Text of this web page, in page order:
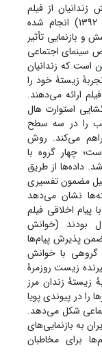
از فیلم
سینمایی دهلیز (به کارگردانی بهروز شعیبی، 1۳۹2) انجام شده
بازنمایی تأثیر
سینمای اجتماعی
است که زندانیان
زیستۀ خود را
ارائه می‌دهند.
استوارت هال
را در سه سطح
می‌کند. روش
چهار گروه با
داده‌ها از طریق
مضمون تفسیری
نشان می‌دهد
پیام اخلاقی فیلم
بودند (خوانش
پذیرش پیام‌ها
گروهی با خوانش
زیست روزمرۀ
زیستۀ زندان مرز
در پیوندی پویا
شکل می‌دهد.
به بازنمایی‌های
برای مخاطبان